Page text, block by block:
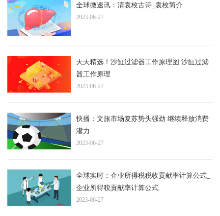
全球微速讯：清袁枚古诗_袁枚简介
2023-06-27
天天精选！沙缸过滤器工作原理图 沙缸过滤
器工作原理
2023-06-27
快播：文旅市场复苏势头强劲 继续释放消费
潜力
2023-06-27
全球实时：企业所得税税收贡献率计算公式_
企业所得税贡献率计算公式
2023-06-27